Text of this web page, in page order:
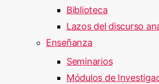
Biblioteca
Lazos del discurso
Enseñanza
Seminarios
Módulos de